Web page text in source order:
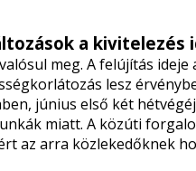
a kivitelezés
meg. A felújítás
lesz
június első két
miatt. A közúti
az arra közlekedőknek